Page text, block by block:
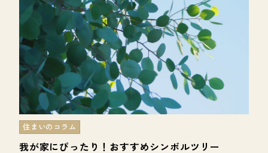
我が家にぴったり！おすすめシンボルツリー
住まいのコラム